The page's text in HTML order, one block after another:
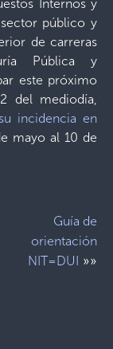
Internos y
público y
de carreras
Pública y
este próximo
del mediodía,
incidencia en
mayo al 10 de
Guía de
orientación
NIT=DUI »»